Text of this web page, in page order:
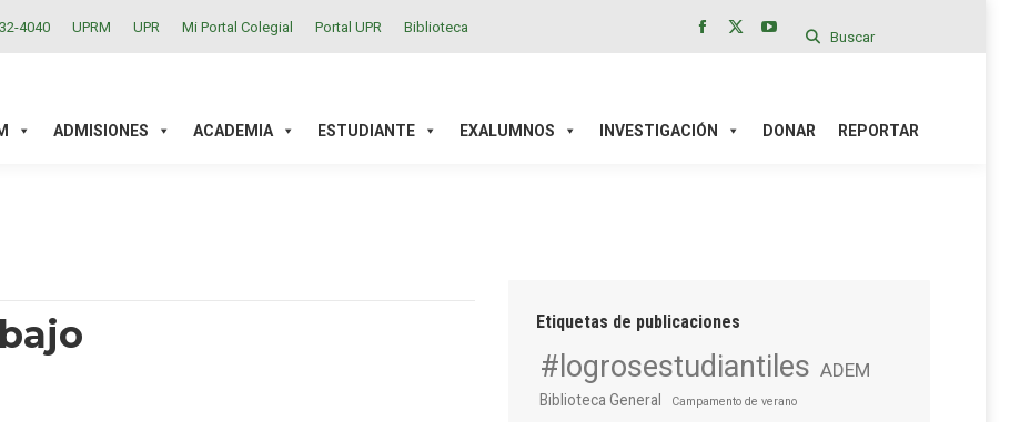
4040 UPRM UPR Mi Portal Colegial Portal UPR Biblioteca
in
in
YouTube
in
Buscar
ADMISIONES ACADEMIA ESTUDIANTE EXALUMNOS INVESTIGACIÓN DONAR REPORTAR
Etiquetas de publicaciones
#logrosestudiantiles ADEM
Biblioteca General Campamento de verano